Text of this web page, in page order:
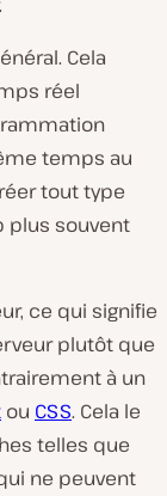
Cela
réel
temps au
tout type
plus souvent
ce qui signifie
plutôt que
à un
ou CSS. Cela le
telles que
ne peuvent